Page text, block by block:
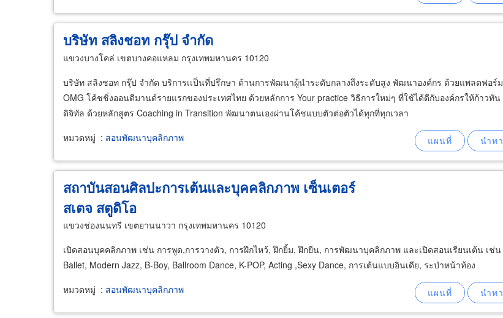
บริษัท สลิงชอท กรุ๊ป จำกัด
แขวงบางโคล่ เขตบางคอแหลม กรุงเทพมหานคร 10120
บริษัท สลิงชอท กรุ๊ป จำกัด บริการเเป็นที่ปรึกษา ด้านการพัฒนาผู้นำระดับกลางถึงระดับสูง พัฒนาองค์กร ด้วยแพลตฟอร์ม
OMG โค้ชชิ่งออนดีมานด์รายแรกของประเทศไทย ด้วยหลักการ Your practice วิธีการใหม่ๆ ที่ใช้ได้ดีกับองค์กรให้ก้าวทัน
ดิจิทัล ด้วยหลักสูตร Coaching in Transition พัฒนาตนเองผ่านโค้ชแบบตัวต่อตัวได้ทุกที่ทุกเวลา
หมวดหมู่ : สอนพัฒนาบุคลิกภาพ
สถาบันสอนศิลปะการเต้นและบุคคลิกภาพ เซ็นเตอร์
สเตจ สตูดิโอ
แขวงช่องนนทรี เขตยานนาวา กรุงเทพมหานคร 10120
เปิดสอนบุคคลิกภาพ เช่น การพูด,การวางตัว, การฝึกไหว้, ฝึกยิ้ม, ฝึกยืน, การพัฒนาบุคลิกภาพ และเปิดสอนเรียนเต้น เช่น
Ballet, Modern Jazz, B-Boy, Ballroom Dance, K-POP, Acting ,Sexy Dance, การเต้นแบบอินเดีย, ระบำหน้าท้อง
หมวดหมู่ : สอนพัฒนาบุคลิกภาพ